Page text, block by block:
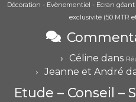
Décoration - Evènementiel - Ecran
exclusivité (50 MTR
Céline dans
Jeanne et André
Etude – Conseil –